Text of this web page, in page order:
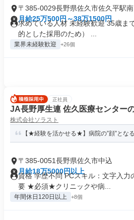
〒385-0029長野県佐久市佐久平駅南
月給25万500円～38万1500円
求めている人材 未経験歓迎 35歳ま
的とした採用のため） ...
業界未経験歓迎 +26個
正社員
JA長野厚生連 佐久医療センター
株式会社ソラスト
【★経験を活かせる★】病院の”顔”とな
〒385-0051長野県佐久市中込
月給18万5000円以上
資格 学歴不問 PCスキル：文字入力
要 ★必須★クリニックや病...
年間休日120日以上 +8個